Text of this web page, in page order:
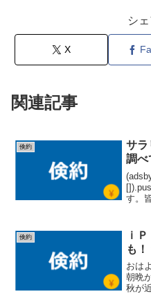
シ
X
関連記事
倹約
サラ
調べ
す。
は最
倹約
ｉ
も！
おは
朝晩
秋が